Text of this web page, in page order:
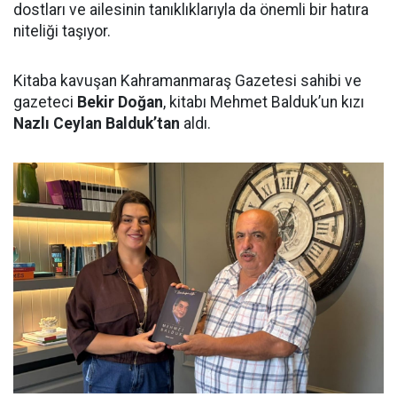
dostları ve ailesinin tanıklıklarıyla da önemli bir hatıra
niteliği taşıyor.
Kitaba kavuşan Kahramanmaraş Gazetesi sahibi ve
gazeteci Bekir Doğan, kitabı Mehmet Balduk’un kızı
Nazlı Ceylan Balduk’tan aldı.